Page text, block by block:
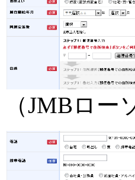
（JMBロ